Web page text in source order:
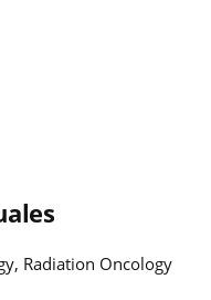
Radiation Oncology